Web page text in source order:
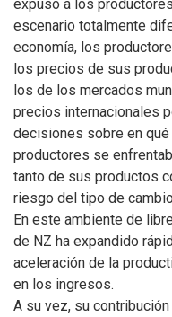
expuso a los
escenario totalmente
economía, los
los precios de sus
los de los mercados
precios internacionales
decisiones sobre en
productores se
tanto de sus productos
riesgo del tipo de
En este ambiente de
de NZ ha expandido
aceleración de la
en los ingresos.
A su vez, su